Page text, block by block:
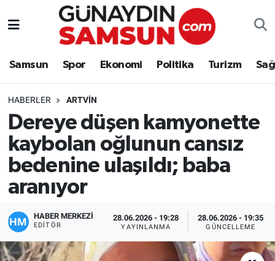
Samsun Spor Ekonomi Politika Turizm
HABERLER ARTVIN
Dereye düşen kamyonette
kaybolan oğlunun cansız
bedenine ulaşıldı; baba
aranıyor
HABER MERKEZİ
EDITÖR
28.06.2026 - 19:28
YAYINLANMA
28.06.2026 - 19:35
GÜNCELLEME
Samsun
Politika
Turizm
Nöbetçi Eczaneler
Süper Lig Puan Durumu ve Fikstür
Tüm Manşetler